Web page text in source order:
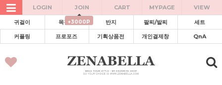
LOGIN JOIN
+3000P
CART MYPAGE VIEW
귀걸이 목걸이 반지 팔찌/발찌 세트
커플링 프로포즈 기획상품전 개인결제창 QnA